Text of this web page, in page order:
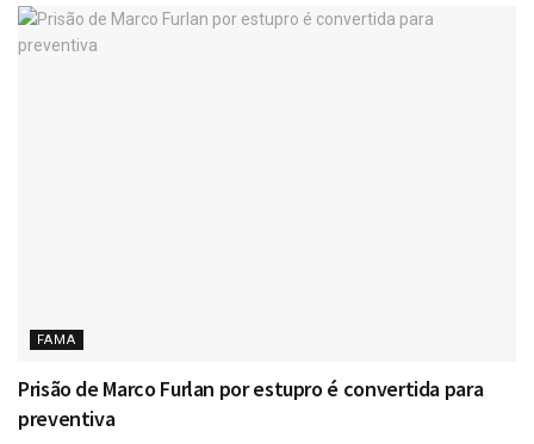
FAMA
Prisão de Marco Furlan por estupro é convertida para
preventiva